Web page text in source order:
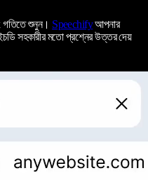
গতিতে শুনুন। Speechifyআপনার
সহকারীর মতো প্রশ্নের উত্তর দেয়